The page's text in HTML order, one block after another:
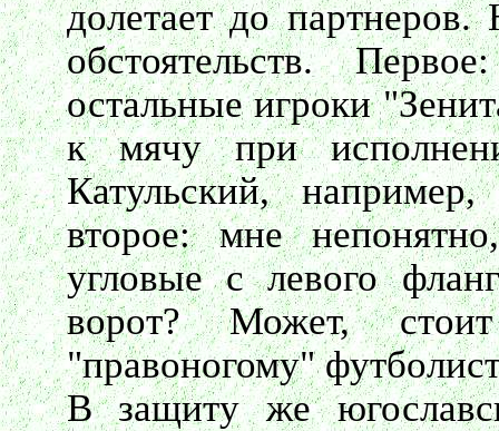
долетает до
обстоятельств.
остальные игроки
к мячу при
Катульский,
второе: мне
угловые с левого
ворот? Может,
"правоногому"
В защиту же